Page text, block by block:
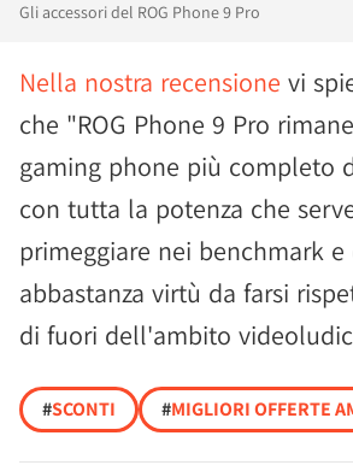
Gli accessori del ROG Phone 9 Pro
Nella nostra recensione vi
che "ROG Phone 9 Pro
gaming phone più completo
con tutta la potenza che
primeggiare nei benchmark e
abbastanza virtù da farsi
di fuori dell'ambito
#SCONTI #MIGLIORI OFFERTE